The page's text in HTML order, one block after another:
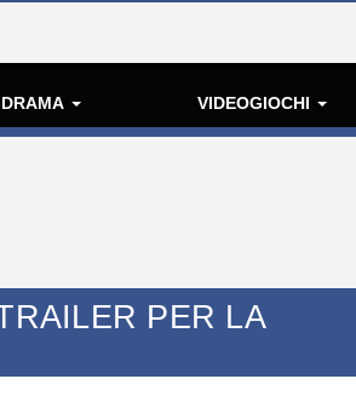
DRAMA VIDEOGIOCHI
PER LA